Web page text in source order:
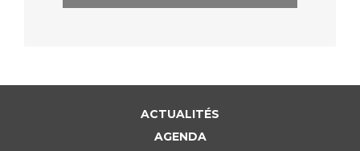
ACTUALITÉS
AGENDA